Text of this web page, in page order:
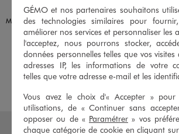
Disponible en 1 coloris
LILO & STITCH
Mules de plage ajustables motif Stitch fille - Disney
14,99 €
Taille du 28 au 35
5/5 de moyenne
(49 avis)
AJOUTER
Mules de plage à
GÉMO et nos partenaires souhaitons
des technologies similaires pour
améliorer nos services et personnaliser les
l'acceptez, nous pourrons stocker,
données personnelles telles que vos visites
adresses IP, les informations de votre
telles que votre adresse e-mail et les
Vous avez le choix d'« Accepter »
utilisations, de « Continuer sans
opposer ou de « Paramétrer » vos
chaque catégorie de cookie en cliquant